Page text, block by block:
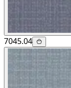
7045.04